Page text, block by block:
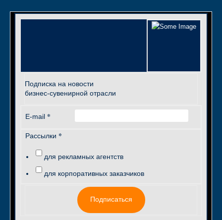
Подписка на новости
бизнес-сувенирной отрасли
E-mail *
Рассылки *
для рекламных агентств
для корпоративных заказчиков
Подписаться